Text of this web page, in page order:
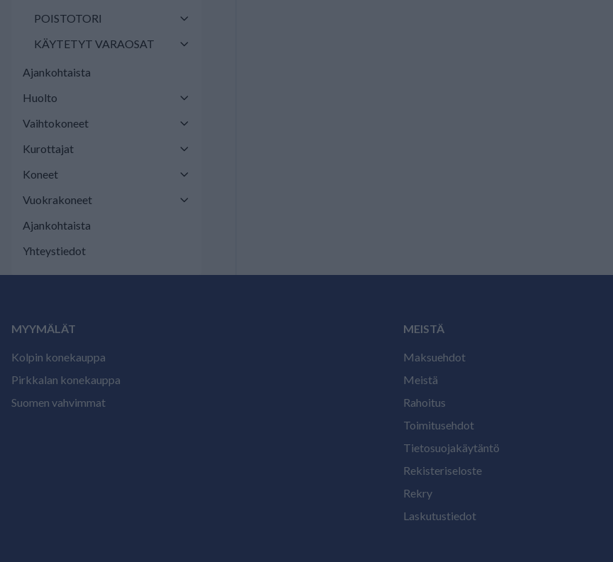
POISTOTORI
KÄYTETYT VARAOSAT
Ajankohtaista
Huolto
Vaihtokoneet
Kurottajat
Koneet
Vuokrakoneet
Ajankohtaista
Yhteystiedot
MYYMÄLÄT
Kolpin konekauppa
Pirkkalan konekauppa
Suomen vahvimmat
MEISTÄ
Maksuehdot
Meistä
Rahoitus
Toimitusehdot
Tietosuojakäytäntö
Rekisteriseloste
Rekry
Laskutustiedot